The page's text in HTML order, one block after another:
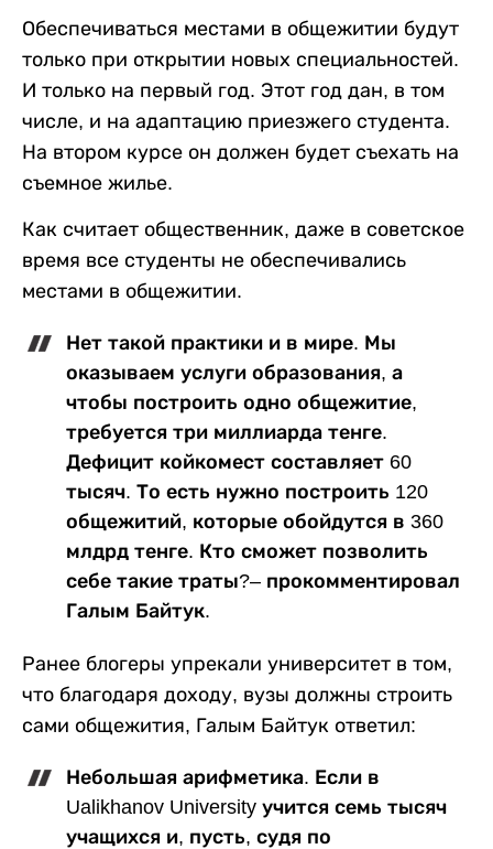
Обеспечиваться местами в общежитии будут
только при открытии новых специальностей.
И только на первый год. Этот год дан, в том
числе, и на адаптацию приезжего студента.
На втором курсе он должен будет съехать на
съемное жилье.
Как считает общественник, даже в советское
время все студенты не обеспечивались
местами в общежитии.
Нет такой практики и в мире. Мы
оказываем услуги образования, а
чтобы построить одно общежитие,
требуется три миллиарда тенге.
Дефицит койкомест составляет 60
тысяч. То есть нужно построить 120
общежитий, которые обойдутся в 360
млдрд тенге. Кто сможет позволить
себе такие траты?– прокомментировал
Галым Байтук.
Ранее блогеры упрекали университет в том,
что благодаря доходу, вузы должны строить
сами общежития, Галым Байтук ответил:
Небольшая арифметика. Если в
Ualikhanov University учится семь тысяч
учащихся и, пусть, судя по